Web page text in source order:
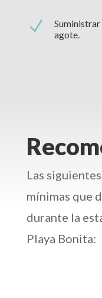
N
Suministrar
agote.
Las
mínimas que
durante la
Playa Bonita: